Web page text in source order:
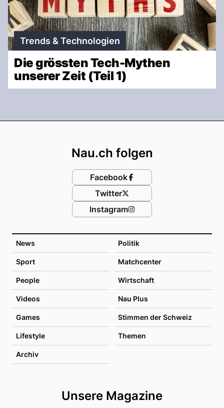
Trends & Technologien
Die grössten Tech-Mythen
unserer Zeit (Teil 1)
News Politik
Sport Matchcenter
People Wirtschaft
Videos Nau Plus
Games Stimmen der Schweiz
Lifestyle Themen
Archiv
Unsere Magazine
Nau.ch folgen
Facebook
Twitter
Instagram